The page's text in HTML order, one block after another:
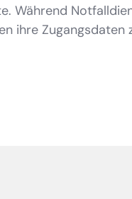
Während
Zugangsdaten